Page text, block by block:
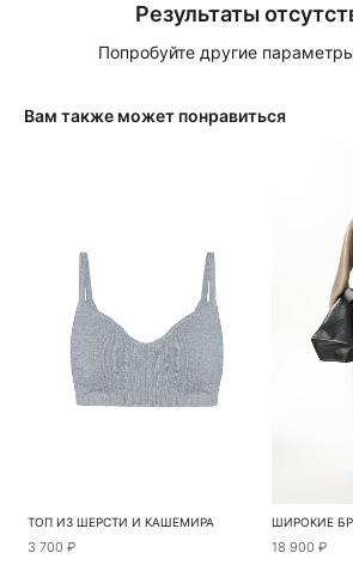
Результаты
Попробуйте другие
Вам также может понравиться
ТОП ИЗ ШЕРСТИ И КАШЕМИРА
3 700 ₽
ШИРОКИЕ
18 900 ₽